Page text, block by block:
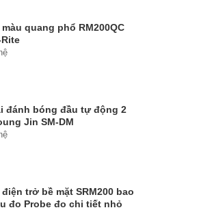
quang phổ RM200QC
đánh bóng đầu tự động 2
Jin SM-DM
trở bề mặt SRM200 bao
đo Probe đo chi tiết nhỏ